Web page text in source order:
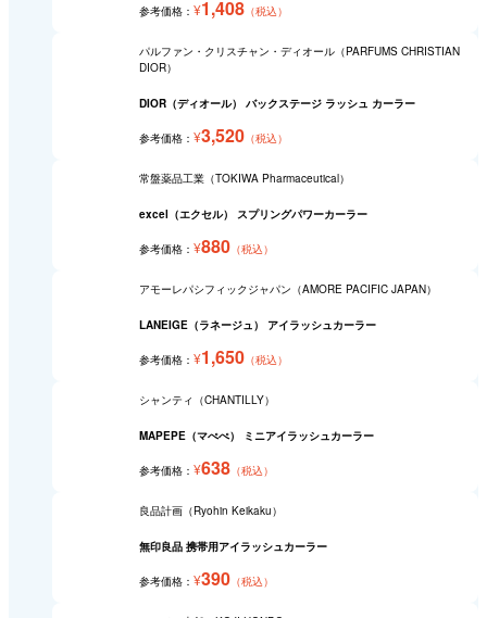
参考価格： ¥1,408 （税込）
パルファン・クリスチャン・ディオール（PARFUMS CHRISTIAN
DIOR）
DIOR（ディオール） バックステージ ラッシュ カーラー
参考価格： ¥3,520 （税込）
常盤薬品工業（TOKIWA Pharmaceutical）
excel（エクセル） スプリングパワーカーラー
参考価格： ¥880 （税込）
アモーレパシフィックジャパン（AMORE PACIFIC JAPAN）
LANEIGE（ラネージュ） アイラッシュカーラー
参考価格： ¥1,650 （税込）
シャンティ（CHANTILLY）
MAPEPE（マぺぺ） ミニアイラッシュカーラー
参考価格： ¥638 （税込）
良品計画（Ryohin Keikaku）
無印良品 携帯用アイラッシュカーラー
参考価格： ¥390 （税込）